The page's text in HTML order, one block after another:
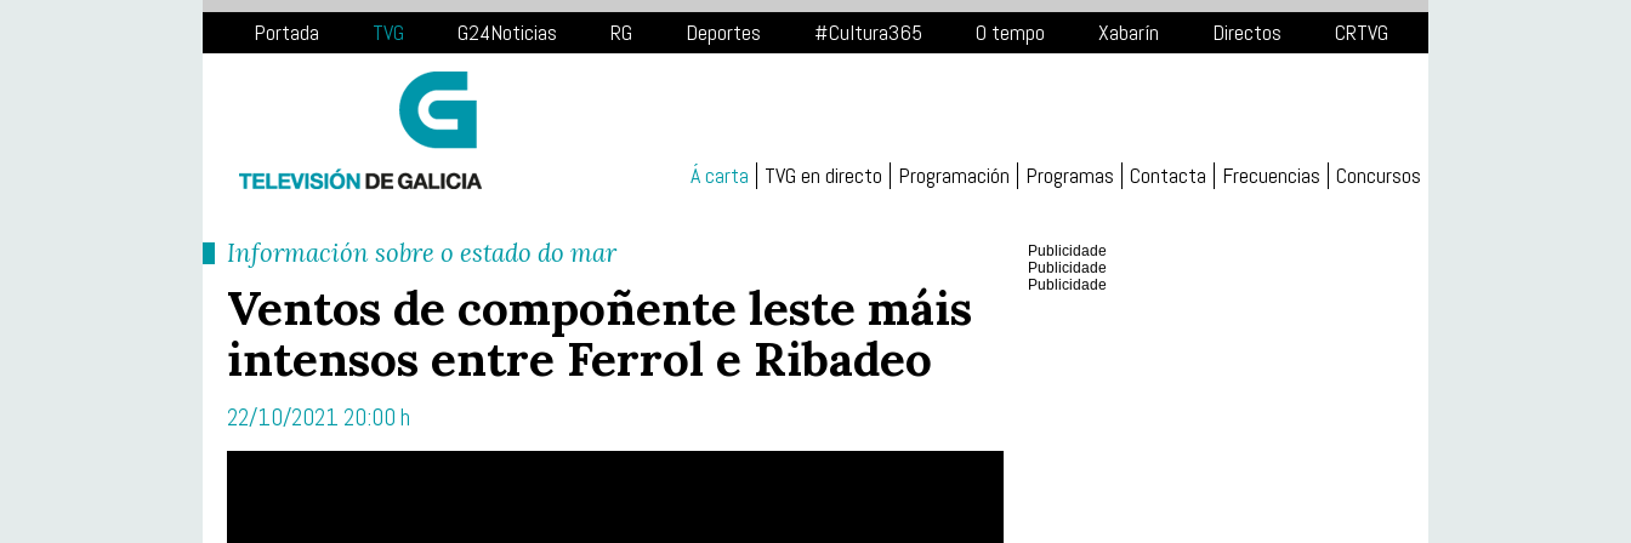
Portada TVG G24Noticias RG Deportes #Cultura365 O tempo Xabarín Directos CRTVG
Á carta TVG en directo Programación Programas Contacta Frecuencias Concursos
Información sobre o estado do mar
Ventos de compoñente leste máis
intensos entre Ferrol e Ribadeo
22/10/2021 20:00 h
Publicidade
Publicidade
Publicidade